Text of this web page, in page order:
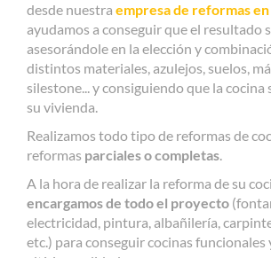
desde nuestra empresa de reformas
ayudamos a conseguir que el resultado
asesorándole en la elección y
distintos materiales, azulejos, suelos,
silestone... y consiguiendo que la cocina
su vivienda.
Realizamos todo tipo de reformas de
reformas parciales o completas.
A la hora de realizar la reforma de su
encargamos de todo el proyecto
electricidad, pintura, albañilería,
etc.) para conseguir cocinas funcionales